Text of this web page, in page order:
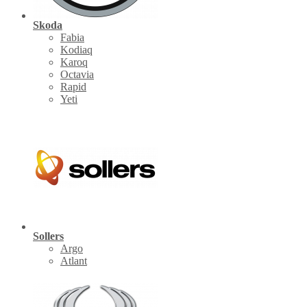
Skoda
Fabia
Kodiaq
Karoq
Octavia
Rapid
Yeti
Sollers
Argo
Atlant